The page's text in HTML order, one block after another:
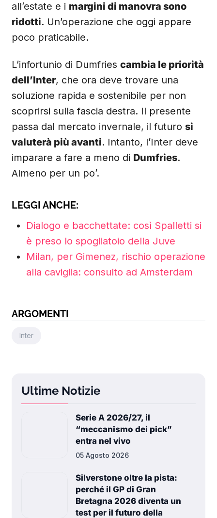
all’estate e i margini di manovra sono
ridotti. Un’operazione che oggi appare
poco praticabile.
L’infortunio di Dumfries cambia le priorità
dell’Inter, che ora deve trovare una
soluzione rapida e sostenibile per non
scoprirsi sulla fascia destra. Il presente
passa dal mercato invernale, il futuro si
valuterà più avanti. Intanto, l’Inter deve
imparare a fare a meno di Dumfries.
Almeno per un po’.
LEGGI ANCHE:
Dialogo e bacchettate: così Spalletti si
è preso lo spogliatoio della Juve
Milan, per Gimenez, rischio operazione
alla caviglia: consulto ad Amsterdam
ARGOMENTI
Inter
Ultime Notizie
Serie A 2026/27, il
“meccanismo dei pick”
entra nel vivo
05 Agosto 2026
Silverstone oltre la pista:
perché il GP di Gran
Bretagna 2026 diventa un
test per il futuro della